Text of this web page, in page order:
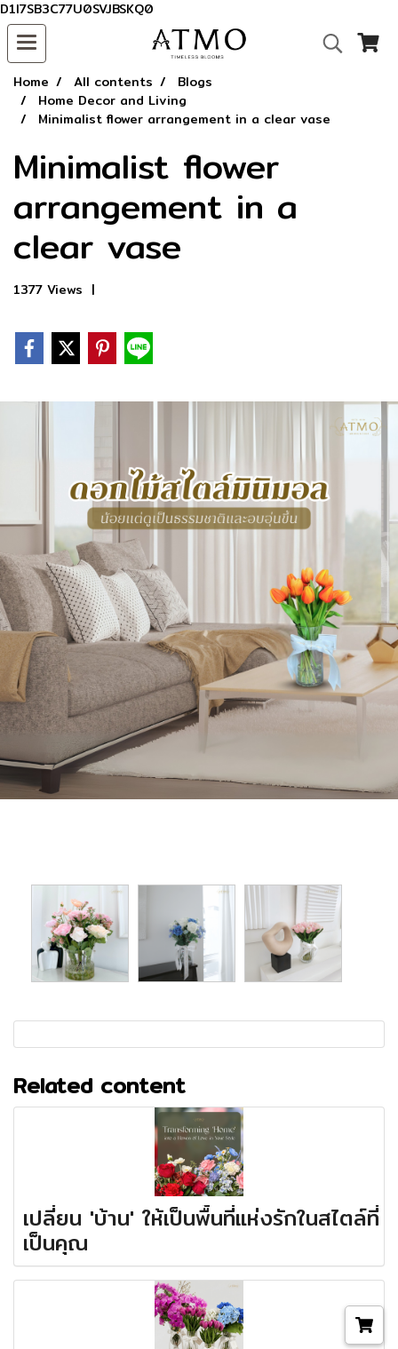
D1I7SB3C77U0SVJBSKQ0
Home All contents
Blogs
Home Decor and Living
Minimalist flower arrangement in a clear vase
Minimalist flower
arrangement in a
clear vase
1377 Views |
Related content
เปลี่ยน 'บ้าน' ให้เป็นพื้นที่แห่งรักในสไตล์ที่
เป็นคุณ